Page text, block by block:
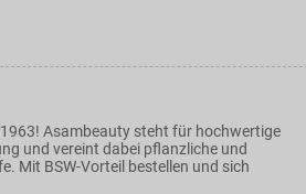
Asambeauty steht für hochwertige
und vereint dabei pflanzliche und
Mit BSW-Vorteil bestellen und sich